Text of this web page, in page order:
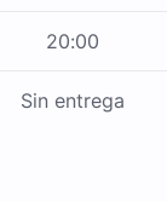
20:00
Sin entrega